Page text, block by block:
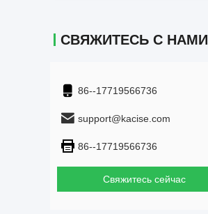
СВЯЖИТЕСЬ С НАМИ
86--17719566736
support@kacise.com
86--17719566736
Свяжитесь сейчас